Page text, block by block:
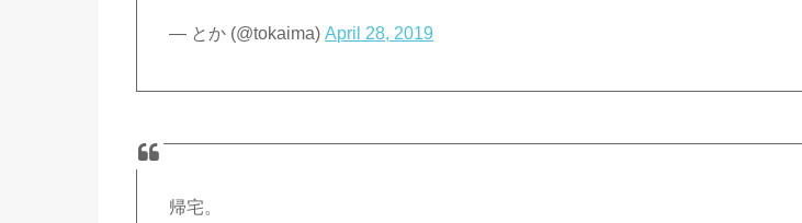
— とか (@tokaima)April 28, 2019
帰宅。